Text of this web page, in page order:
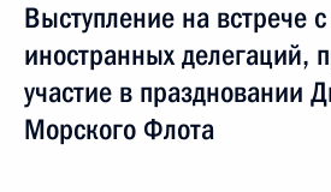
Выступление на встрече
иностранных
участие в праздновании
Морского Флота